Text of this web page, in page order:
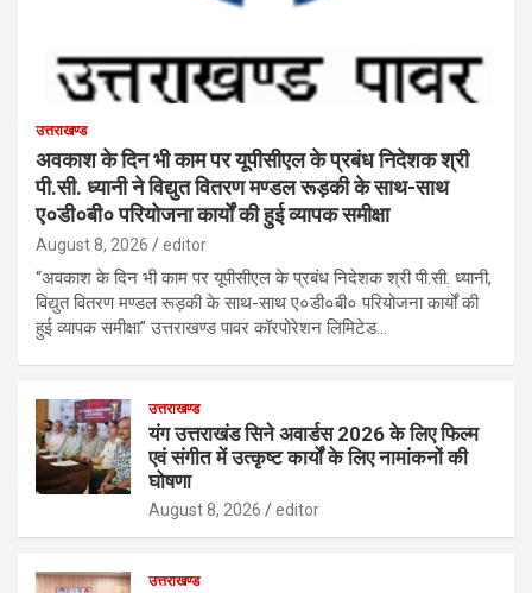
उत्तराखण्ड
अवकाश के दिन भी काम पर यूपीसीएल के प्रबंध निदेशक श्री
पी.सी. ध्यानी ने विद्युत वितरण मण्डल रूड़की के साथ-साथ
ए०डी०बी० परियोजना कार्यों की हुई व्यापक समीक्षा
August 8, 2026 editor
“अवकाश के दिन भी काम पर यूपीसीएल के प्रबंध निदेशक श्री पी.सी. ध्यानी,
विद्युत वितरण मण्डल रूड़की के साथ-साथ ए०डी०बी० परियोजना कार्यों की
हुई व्यापक समीक्षा” उत्तराखण्ड पावर कॉरपोरेशन लिमिटेड…
उत्तराखण्ड
यंग उत्तराखंड सिने अवार्डस 2026 के लिए फिल्म
एवं संगीत में उत्कृष्ट कार्यों के लिए नामांकनों की
घोषणा
August 8, 2026 editor
उत्तराखण्ड